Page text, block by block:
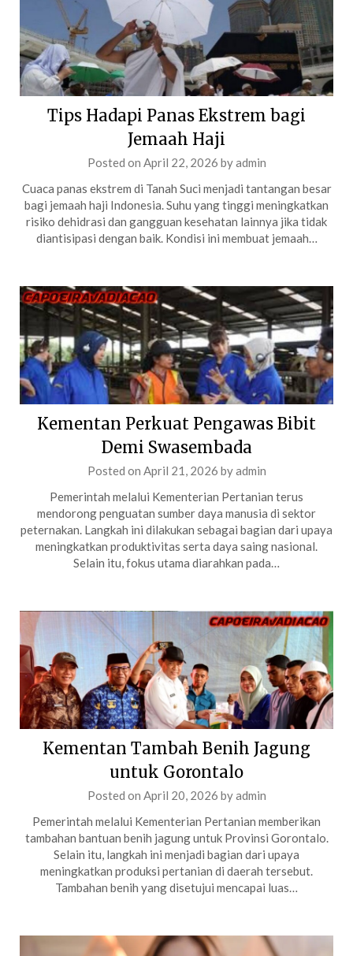
Tips Hadapi Panas Ekstrem bagi
Jemaah Haji
Posted on April 22, 2026 byadmin
Cuaca panas ekstrem di Tanah Suci menjadi tantangan besar
bagi jemaah haji Indonesia. Suhu yang tinggi meningkatkan
risiko dehidrasi dan gangguan kesehatan lainnya jika tidak
diantisipasi dengan baik. Kondisi ini membuat jemaah…
Kementan Perkuat Pengawas Bibit
Demi Swasembada
Posted on April 21, 2026 byadmin
Pemerintah melalui Kementerian Pertanian terus
mendorong penguatan sumber daya manusia di sektor
peternakan. Langkah ini dilakukan sebagai bagian dari upaya
meningkatkan produktivitas serta daya saing nasional.
Selain itu, fokus utama diarahkan pada…
Kementan Tambah Benih Jagung
untuk Gorontalo
Posted on April 20, 2026 byadmin
Pemerintah melalui Kementerian Pertanian memberikan
tambahan bantuan benih jagung untuk Provinsi Gorontalo.
Selain itu, langkah ini menjadi bagian dari upaya
meningkatkan produksi pertanian di daerah tersebut.
Tambahan benih yang disetujui mencapai luas…